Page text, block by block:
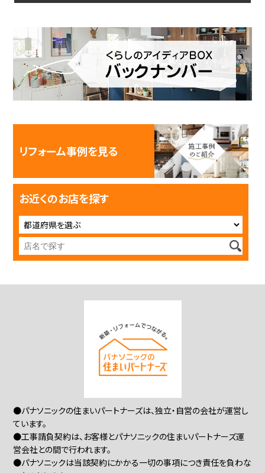
リフォーム事例を見る
お近くのお店を探す
●パナソニックの住まいパートナーズは、独立・自営の会社が運営し
ています。
●工事請負契約は、お客様とパナソニックの住まいパートナーズ運
営会社との間で行われます。
●パナソニックは当該契約にかかる一切の事項につき責任を負わな